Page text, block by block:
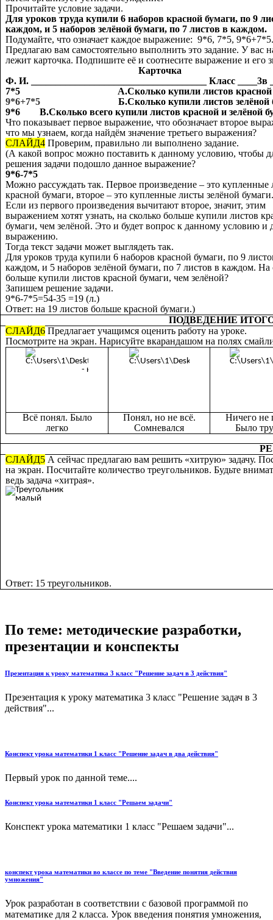
Прочитайте условие задачи.
Для уроков труда купили 6 наборов красной бумаги, по 9
каждом, и 5 наборов зелёной бумаги, по 7 листов в каждом.
Подумайте, что означает каждое выражение: 9*6, 7*5, 9*6+7*5.
Предлагаю вам самостоятельно выполнить это задание. У вас
лежит карточка. Подпишите её и соотнесите выражение и его
Карточка
Ф. И. ____________________________________ Класс ____3в
7*5 А.Сколько купили листов красной
9*6+7*5 Б.Сколько купили листов зелёной
9*6 В.Сколько всего купили листов красной и зелёной
Что показывает первое выражение, что обозначает второе
что мы узнаем, когда найдём значение третьего выражения?
СЛАЙД4 Проверим, правильно ли выполнено задание.
(А какой вопрос можно поставить к данному условию, чтобы
решения задачи подошло данное выражение?
9*6-7*5
Можно рассуждать так. Первое произведение – это купленные
красной бумаги, второе – это купленные листы зелёной бумаги.
Если из первого произведения вычитают второе, значит, этим
выражением хотят узнать, на сколько больше купили листов
бумаги, чем зелёной. Это и будет вопрос к данному условию и
выражению.
Тогда текст задачи может выглядеть так.
Для уроков труда купили 6 наборов красной бумаги, по 9
каждом, и 5 наборов зелёной бумаги, по 7 листов в каждом. На
больше купили листов красной бумаги, чем зелёной?
Запишем решение задачи.
9*6-7*5=54-35 =19 (л.)
Ответ: на 19 листов больше красной бумаги.)
ПОДВЕДЕНИЕ
СЛАЙД6 Предлагает учащимся оценить работу на уроке.
Посмотрите на экран. Нарисуйте вкарандашом на полях
Всё понял. Было
легко
Понял, но не всё.
Сомневался
Ничего не
Было
СЛАЙД5 А сейчас предлагаю вам решить «хитрую» задачу.
на экран. Посчитайте количество треугольников. Будьте
ведь задача «хитрая».
Ответ: 15 треугольников.
По теме: методические разработки,
презентации и конспекты
Презентация к уроку математика 3 класс "Решение задач в 3 действия"
Презентация к уроку математика 3 класс "Решение задач в 3
действия"...
Конспект урока математики 1 класс "Решение задач в два действия"
Первый урок по данной теме....
Конспект урока математики 1 класс "Решаем задачи"
Конспект урока математики 1 класс "Решаем задачи"...
конспект урока математики во классе по теме "Введение понятия действия
умножения"
Урок разработан в соответствии с базовой программой по
математике для 2 класса. Урок введения понятия умножения,